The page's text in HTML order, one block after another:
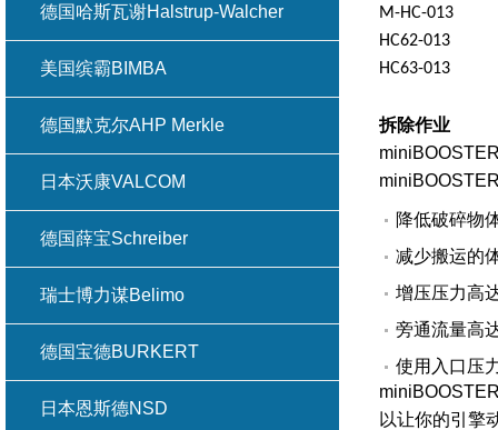
M-HC-013
HC62-013
HC63-013
拆除作业
降低破碎物
减少搬运的
增压压力高
旁通流量高
使用入口压
以让你的引擎
德国哈斯瓦谢Halstrup-Walcher
美国缤霸BIMBA
德国默克尔AHP Merkle
日本沃康VALCOM
德国薛宝Schreiber
瑞士博力谋Belimo
德国宝德BURKERT
日本恩斯德NSD